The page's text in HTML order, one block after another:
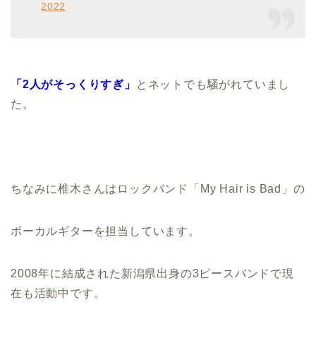
2022
「2人がそっくりすぎ」
とネットでも騒がれていまし
た。
ちなみに椎木さんはロックバンド「My Hair is Bad」の
ボーカルギターを担当しています。
2008年に結成された新潟県出身の3ピースバンドで現
在も活動中です。